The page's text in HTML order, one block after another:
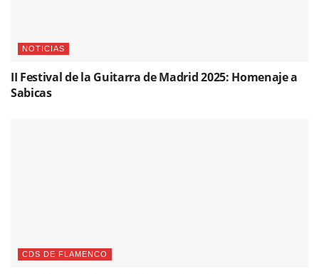
NOTICIAS
II Festival de la Guitarra de Madrid 2025: Homenaje a
Sabicas
CDS DE FLAMENCO